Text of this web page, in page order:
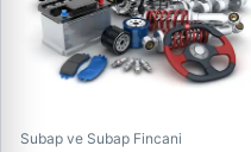
Subap ve Subap Fincani